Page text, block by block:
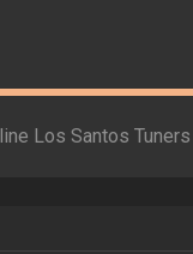
Los Santos Tuners